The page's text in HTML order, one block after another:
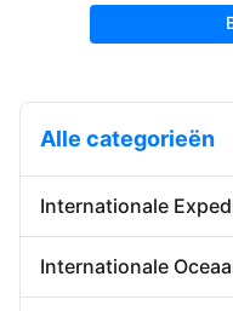
Alle categorieën
Internationale
Forwarder de de
Internationale